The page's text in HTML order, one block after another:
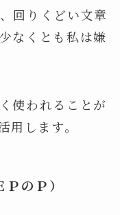
回りくどい文章
なくとも私は嫌
使われることが
用します。
のＰ）